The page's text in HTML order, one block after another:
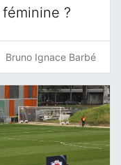
?
Bruno Ignace Barbé